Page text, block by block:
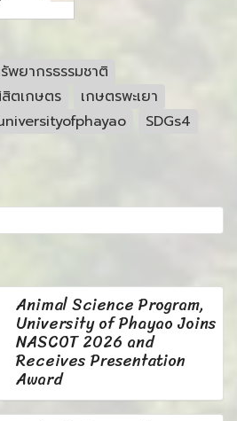
พยากรธรรมชาติ
ตเกษตร
เกษตรพะเยา
SDGs4
Animal Science Program,
University of Phayao Joins
NASCOT 2026 and
Receives Presentation
Award